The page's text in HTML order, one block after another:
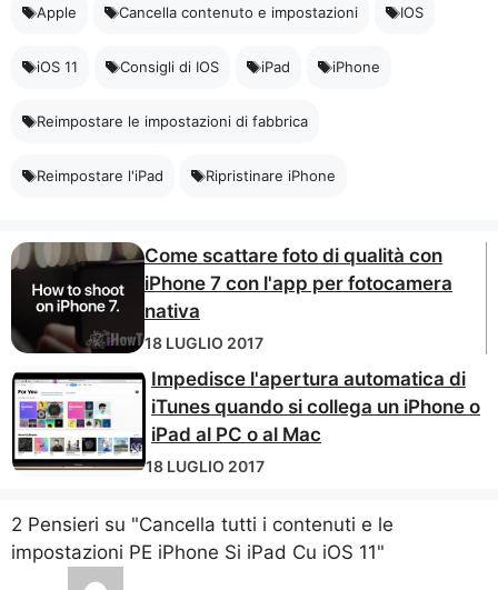
Apple Cancella contenuto e impostazioni IOS
iOS 11 Consigli di IOS iPad iPhone
Reimpostare le impostazioni di fabbrica
Reimpostare l'iPad Ripristinare iPhone
Come scattare foto di qualità con
iPhone 7 con l'app per fotocamera
nativa
18 LUGLIO 2017
Impedisce l'apertura automatica di
iTunes quando si collega un iPhone o
iPad al PC o al Mac
18 LUGLIO 2017
2 Pensieri su "Cancella tutti i contenuti e le
impostazioni PE iPhone Si iPad Cu iOS 11"